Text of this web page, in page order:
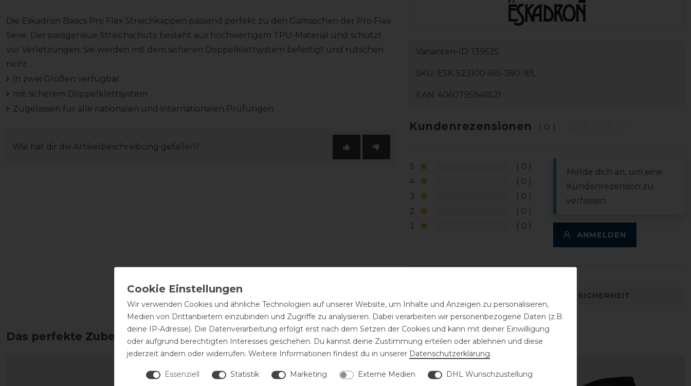
Die Eskadron Basics Pro Flex Streichkappen passend perfekt zu den Gamaschen der Pro Flex
Serie. Der passgenaue Streichschutz besteht aus hochwertigem TPU-Material und schützt
vor Verletzungen. Sie werden mit dem sicheren Doppelklettsystem befestigt und rutschen
nicht.
In zwei Größen verfügbar
mit sicherem Doppelklettsystem
Zugelassen für alle nationalen und internationalen Prüfungen
Wie hat dir die Artikelbeschreibung gefallen?
Varianten-ID: 139525
SKU: ESK-523100-615-380-9/L
EAN: 4060795946521
Kundenrezensionen (0)
5
0
4
0
3
0
2
0
1
0
Melde dich an, um eine
Kundenrezension zu
verfassen.
ANMELDEN
DETAILS ZUR PRODUKTSICHERHEIT
Das perfekte Zubehör für dich
Wir verwenden Cookies und ähnliche Technologien auf unserer Website, um Inhalte und Anzeigen zu personalisieren,
Medien von Drittanbietern einzubinden und Zugriffe zu analysieren. Dabei verarbeiten wir personenbezogene Daten (z.B.
deine IP-Adresse). Die Datenverarbeitung erfolgt erst nach dem Setzen der Cookies und kann mit deiner Einwilligung
oder aufgrund berechtigten Interesses geschehen. Du kannst deine Zustimmung erteilen oder ablehnen und diese
jederzeit ändern oder widerrufen. Weitere Informationen findest du in unserer Daten­schutz­erklärung.
Essenziell Statistik Marketing Externe Medien
DHL Wunschzustellung